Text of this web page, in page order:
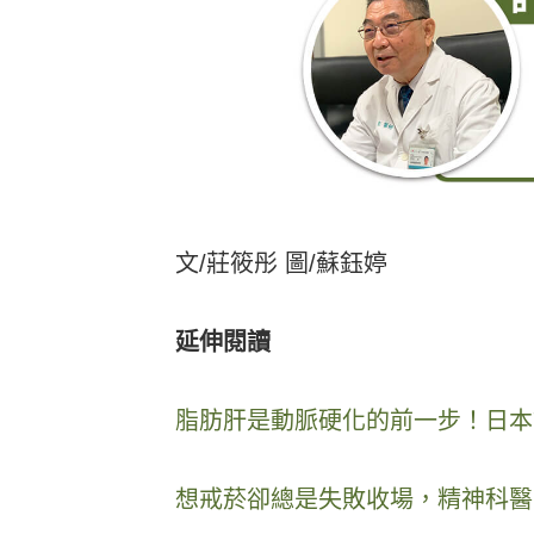
文/莊筱彤 圖/蘇鈺婷
延伸閱讀
脂肪肝是動脈硬化的前一步！日
想戒菸卻總是失敗收場，精神科